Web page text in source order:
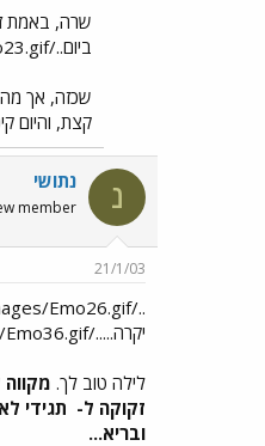
שרה, באמת
ביום../images/Emo23.gif
שכזה, אך
קצת, והיום
נ נתושי
member
21/1/03
יקרה...../images/Emo36.gif
לילה טוב לך.
זקוקה ל- תגידי
ובריא...